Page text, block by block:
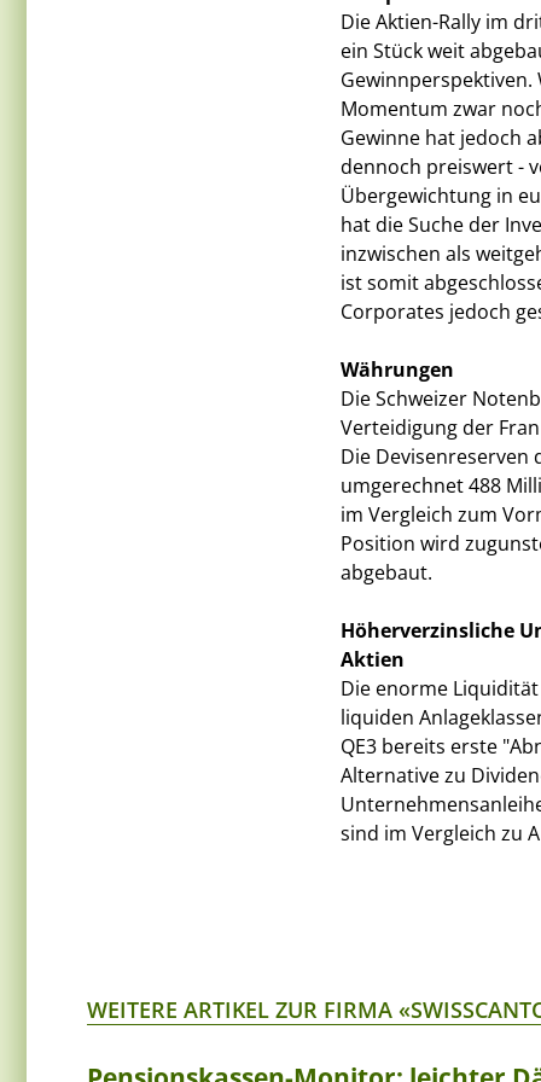
Die Aktien-Rally im
ein Stück weit
Momentum zwar
Gewinne hat jedoch
dennoch preiswert -
Übergewichtung in
hat die Suche der
inzwischen als
ist somit
Corporates jedoch
Währungen
Die Schweizer
Verteidigung der
Die Devisenreserven
umgerechnet 488
im Vergleich zum
Position wird
abgebaut.
Höherverzinsliche
Aktien
Die enorme
liquiden
QE3 bereits erste
Alternative zu
sind im Vergleich zu
WEITERE ARTIKEL ZUR FIRMA